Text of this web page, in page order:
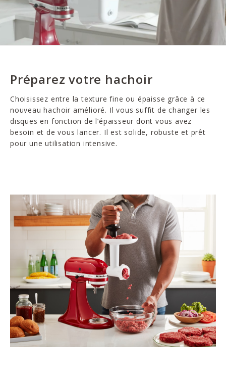
Préparez votre hachoir
Choisissez entre la texture fine ou épaisse grâce à ce
nouveau hachoir amélioré. Il vous suffit de changer les
disques en fonction de l’épaisseur dont vous avez
besoin et de vous lancer. Il est solide, robuste et prêt
pour une utilisation intensive.